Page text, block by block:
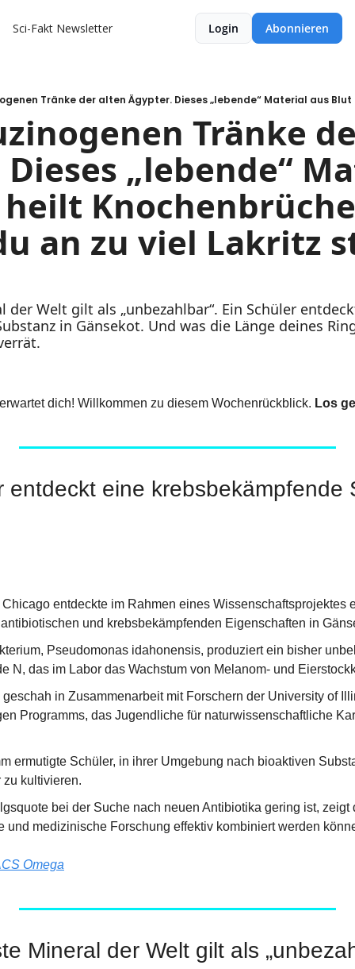
Sci-Fakt Newsletter Login Abonnieren
Tränke
„lebende“
an zu viel Lakritz
der Welt gilt als „unbezahlbar“. Ein Schüler
in Gänsekot. Und was die Länge deines
dich! Willkommen zu diesem Wochenrückblick. Los
eine krebsbekämpfende
entdeckte im Rahmen eines Wissenschaftsprojektes
und krebsbekämpfenden Eigenschaften in
Pseudomonas idahonensis, produziert ein bisher
N, das im Labor das Wachstum von Melanom- und
in Zusammenarbeit mit Forschern der University of
Programms, das Jugendliche für naturwissenschaftliche
ermutigte Schüler, in ihrer Umgebung nach bioaktiven
kultivieren.
bei der Suche nach neuen Antibiotika gering ist, zeigt
und medizinische Forschung effektiv kombiniert werden
Omega
Mineral der Welt gilt als